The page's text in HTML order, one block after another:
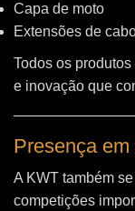
Capa de moto
Extensões de
Todos os
e inovação que
Presença
A KWT também
competições